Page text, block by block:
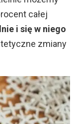
całej
i się w niego
zmiany